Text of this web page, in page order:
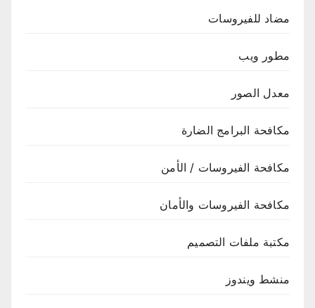
مضاد للفيروسات
مطور ويب
معدل الصور
مكافحة البرامج الضارة
مكافحة الفيروسات / الأمن
مكافحة الفيروسات والأمان
مكتبة ملفات التصميم
منشط ويندوز